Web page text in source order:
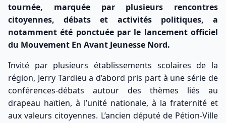
tournée, marquée par plusieurs rencontres
citoyennes, débats et activités politiques, a
notamment été ponctuée par le lancement officiel
du Mouvement En Avant Jeunesse Nord.
Invité par plusieurs établissements scolaires de la
région, Jerry Tardieu a d’abord pris part à une série de
conférences-débats autour des thèmes liés au
drapeau haïtien, à l’unité nationale, à la fraternité et
aux valeurs citoyennes. L’ancien député de Pétion-Ville